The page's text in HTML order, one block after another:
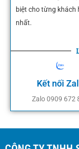
biệt cho từng khách
nhất.
Kết nối
Zalo 0909 672